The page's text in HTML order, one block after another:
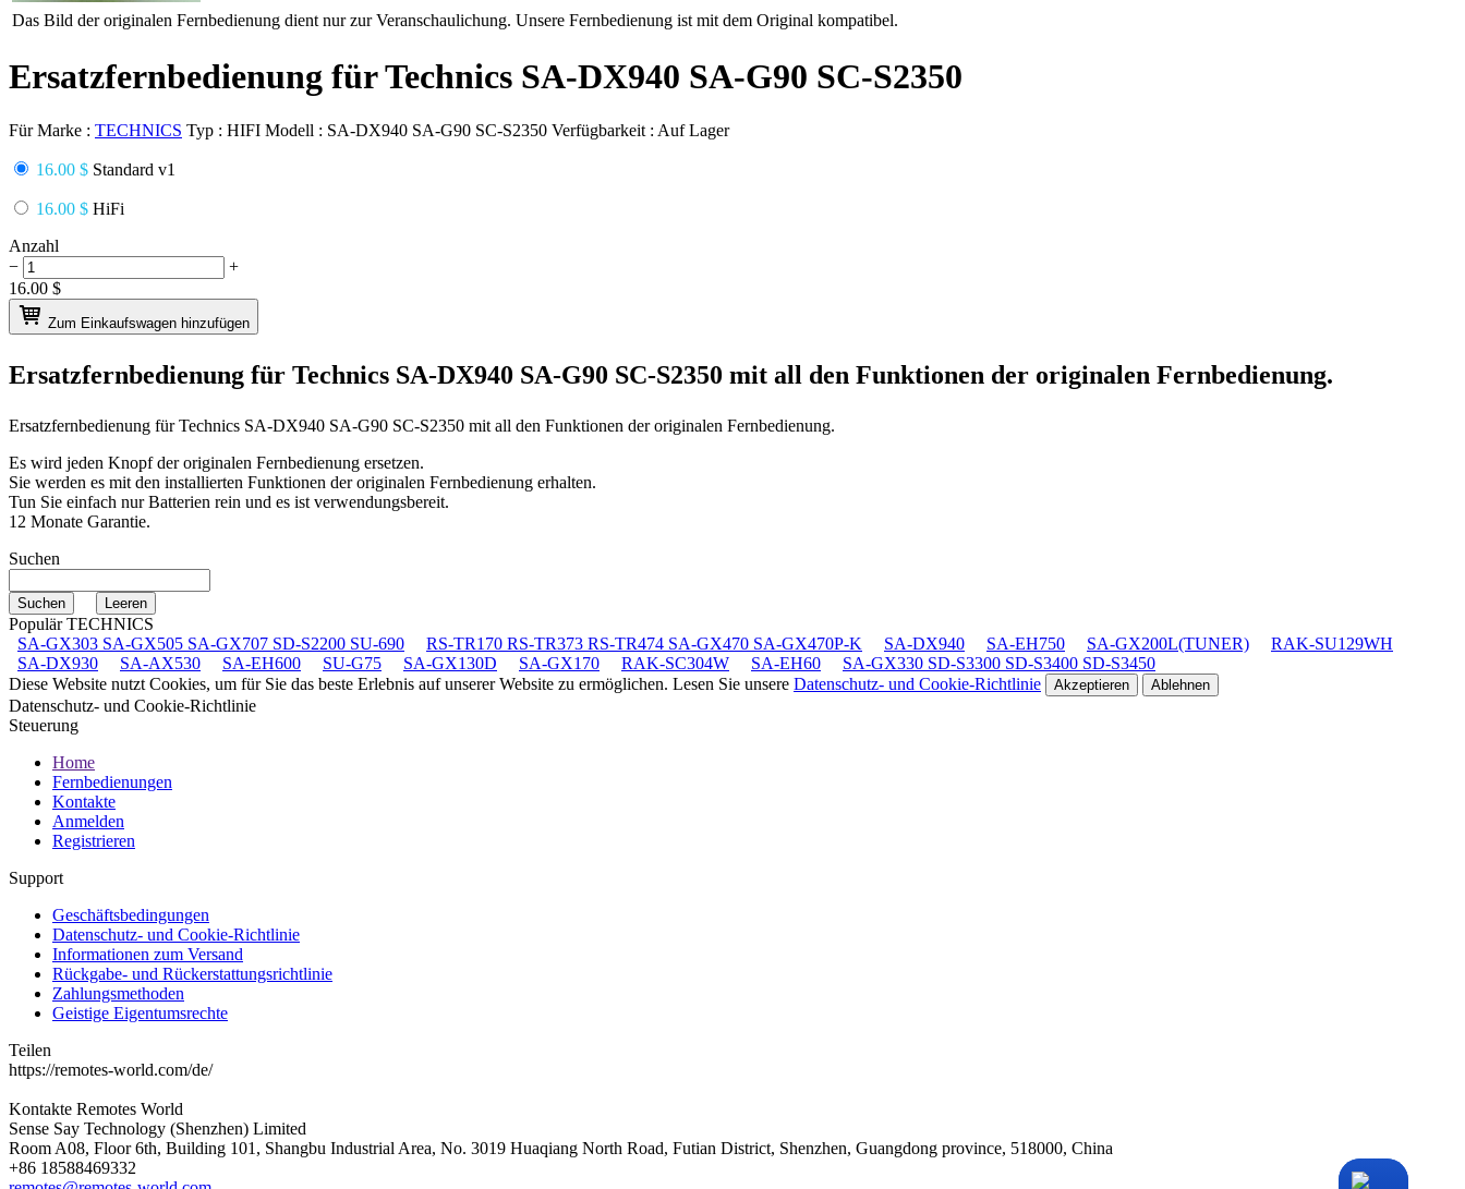
Das Bild der originalen Fernbedienung dient nur zur Veranschaulichung. Unsere Fernbedienung ist mit dem Original kompatibel.
Ersatzfernbedienung für Technics SA-DX940 SA-G90 SC-S2350
Für Marke : TECHNICS Typ : HIFI Modell : SA-DX940 SA-G90 SC-S2350 Verfügbarkeit : Auf Lager
16.00 $ Standard v1
16.00 $ HiFi
Anzahl
−
+
16.00 $
Zum Einkaufswagen hinzufügen
Ersatzfernbedienung für Technics SA-DX940 SA-G90 SC-S2350 mit all den Funktionen der originalen Fernbedienung.
Ersatzfernbedienung fürTechnics SA-DX940 SA-G90 SC-S2350 mit all den Funktionen der originalen Fernbedienung.
Es wird jeden Knopf der originalen Fernbedienung ersetzen.
Sie werden es mit den installierten Funktionen der originalen Fernbedienung erhalten.
Tun Sie einfach nur Batterien rein und es ist verwendungsbereit.
12 Monate Garantie.
Suchen
Populär TECHNICS
SA-GX303 SA-GX505 SA-GX707 SD-S2200 SU-690
RS-TR170 RS-TR373 RS-TR474 SA-GX470 SA-GX470P-K SA-DX940 SA-EH750 SA-GX200L(TUNER)
RAK-SU129WH
SA-DX930
SA-AX530 SA-EH600 SU-G75 SA-GX130D SA-GX170 RAK-SC304W SA-EH60
SA-GX330 SD-S3300 SD-S3400 SD-S3450
Diese Website nutzt Cookies, um für Sie das beste Erlebnis auf unserer Website zu ermöglichen. Lesen Sie unsere Datenschutz- und Cookie-Richtlinie Akzeptieren Ablehnen
Datenschutz- und Cookie-Richtlinie
Steuerung
Home
Fernbedienungen
Kontakte
Anmelden
Registrieren
Support
Geschäftsbedingungen
Datenschutz- und Cookie-Richtlinie
Informationen zum Versand
Rückgabe- und Rückerstattungsrichtlinie
Zahlungsmethoden
Geistige Eigentumsrechte
Teilen
https://remotes-world.com/de/
Kontakte Remotes World
Sense Say Technology (Shenzhen) Limited
Room A08, Floor 6th, Building 101, Shangbu Industrial Area, No. 3019 Huaqiang North Road, Futian District, Shenzhen, Guangdong province, 518000, China
+86 18588469332